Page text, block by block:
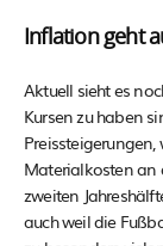
Inflation geht
Aktuell sieht es
Kursen zu haben
Materialkosten an
zweiten
auch weil die